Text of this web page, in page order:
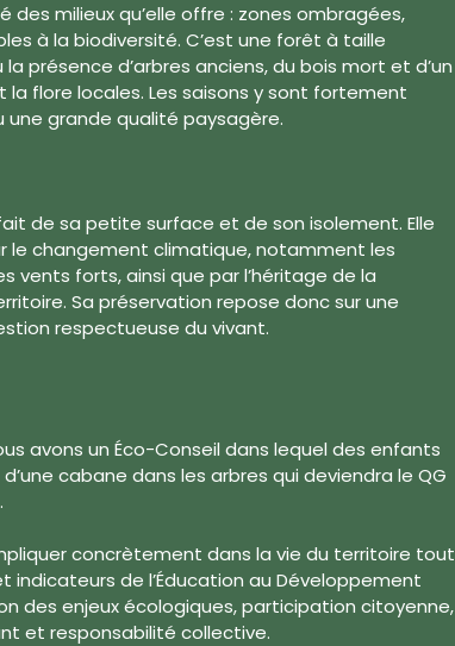
des milieux qu’elle offre : zones ombragées,
à la biodiversité. C’est une forêt à taille
présence d’arbres anciens, du bois mort et d’un
flore locales. Les saisons y sont fortement
grande qualité paysagère.
de sa petite surface et de son isolement. Elle
changement climatique, notamment les
vents forts, ainsi que par l’héritage de la
Sa préservation repose donc sur une
respectueuse du vivant.
avons un Éco-Conseil dans lequel des enfants
cabane dans les arbres qui deviendra le QG
concrètement dans la vie du territoire tout
de l’Éducation au Développement
des enjeux écologiques, participation citoyenne,
et responsabilité collective.